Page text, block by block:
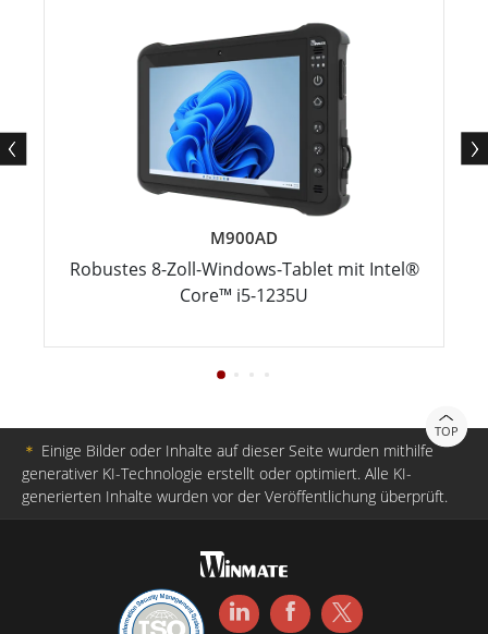
M900AD
Robustes 8-Zoll-Windows-Tablet mit Intel®
Core™ i5-1235U
TOP
＊ Einige Bilder oder Inhalte auf dieser Seite wurden mithilfe
generativer KI-Technologie erstellt oder optimiert. Alle KI-
generierten Inhalte wurden vor der Veröffentlichung überprüft.